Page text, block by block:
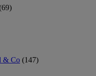
& Co (147)